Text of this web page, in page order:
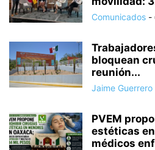
Comunicados -
bloquean
reunión...
Jaime Guerrero
PVEM
estéticas
médicos